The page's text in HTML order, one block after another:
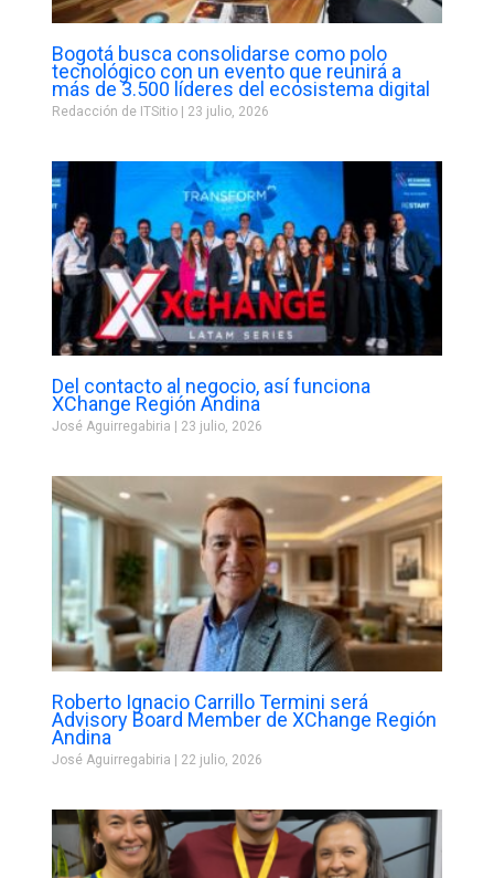
Bogotá busca consolidarse como polo
tecnológico con un evento que reunirá a
más de 3.500 líderes del ecosistema digital
Redacción de ITSitio 23 julio, 2026
Del contacto al negocio, así funciona
XChange Región Andina
José Aguirregabiria 23 julio, 2026
Roberto Ignacio Carrillo Termini será
Advisory Board Member de XChange Región
Andina
José Aguirregabiria 22 julio, 2026